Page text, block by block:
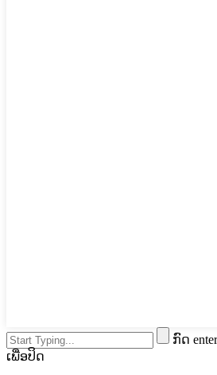
ກົດ
ເພື່ອປິດ